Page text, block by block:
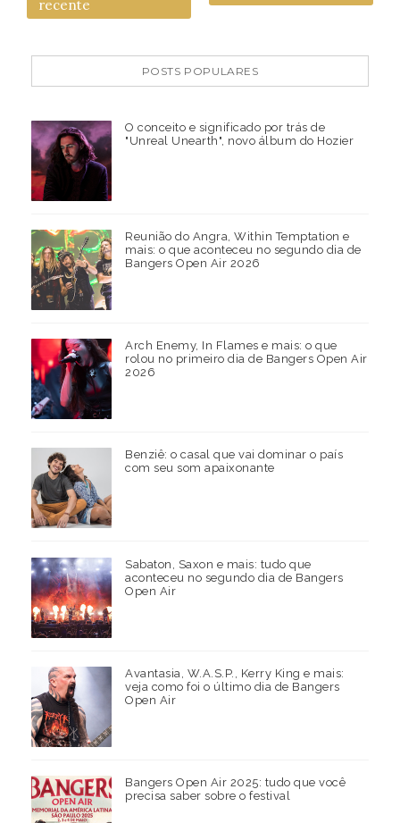
recente
POSTS POPULARES
O conceito e significado por trás de
"Unreal Unearth", novo álbum do Hozier
Reunião do Angra, Within Temptation e
mais: o que aconteceu no segundo dia de
Bangers Open Air 2026
Arch Enemy, In Flames e mais: o que
rolou no primeiro dia de Bangers Open Air
2026
Benziê: o casal que vai dominar o país
com seu som apaixonante
Sabaton, Saxon e mais: tudo que
aconteceu no segundo dia de Bangers
Open Air
Avantasia, W.A.S.P., Kerry King e mais:
veja como foi o último dia de Bangers
Open Air
Bangers Open Air 2025: tudo que você
precisa saber sobre o festival